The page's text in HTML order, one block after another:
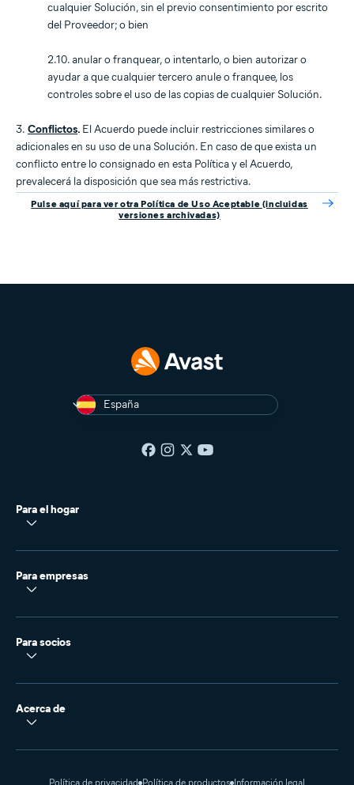
cualquier Solución, sin el previo consentimiento por escrito
del Proveedor; o bien
2.10. anular o franquear, o intentarlo, o bien autorizar o
ayudar a que cualquier tercero anule o franquee, los
controles sobre el uso de las copias de cualquier Solución.
3. Conflictos. El Acuerdo puede incluir restricciones similares o
adicionales en su uso de una Solución. En caso de que exista un
conflicto entre lo consignado en esta Política y el Acuerdo,
prevalecerá la disposición que sea más restrictiva.
Pulse aquí para ver otra Política de Uso Aceptable (incluidas
versiones archivadas)
España
Para el hogar
Para empresas
Para socios
Acerca de
Política de privacidad Política de productos Información legal